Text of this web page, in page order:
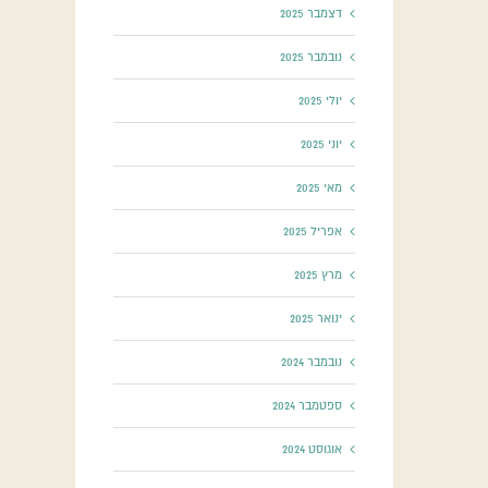
דצמבר 2025
נובמבר 2025
יולי 2025
יוני 2025
מאי 2025
אפריל 2025
מרץ 2025
ינואר 2025
נובמבר 2024
ספטמבר 2024
אוגוסט 2024